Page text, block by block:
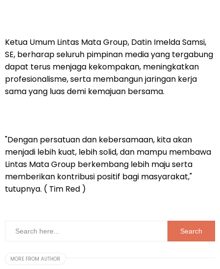
Ketua Umum Lintas Mata Group, Datin Imelda Samsi,
SE, berharap seluruh pimpinan media yang tergabung
dapat terus menjaga kekompakan, meningkatkan
profesionalisme, serta membangun jaringan kerja
sama yang luas demi kemajuan bersama.
"Dengan persatuan dan kebersamaan, kita akan
menjadi lebih kuat, lebih solid, dan mampu membawa
Lintas Mata Group berkembang lebih maju serta
memberikan kontribusi positif bagi masyarakat,"
tutupnya. ( Tim Red )
MORE FROM AUTHOR